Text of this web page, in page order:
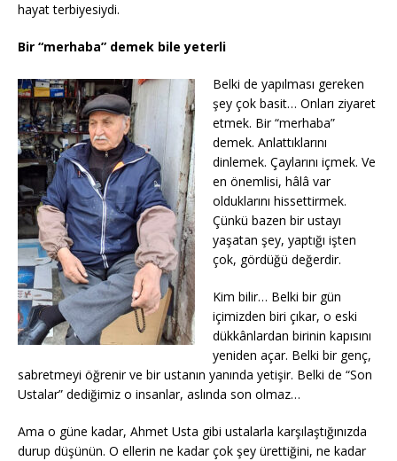
hayat terbiyesiydi.
Bir “merhaba” demek bile yeterli
Belki de yapılması gereken
şey çok basit… Onları ziyaret
etmek. Bir “merhaba”
demek. Anlattıklarını
dinlemek. Çaylarını içmek. Ve
en önemlisi, hâlâ var
olduklarını hissettirmek.
Çünkü bazen bir ustayı
yaşatan şey, yaptığı işten
çok, gördüğü değerdir.
Kim bilir… Belki bir gün
içimizden biri çıkar, o eski
dükkânlardan birinin kapısını
yeniden açar. Belki bir genç,
sabretmeyi öğrenir ve bir ustanın yanında yetişir. Belki de “Son
Ustalar” dediğimiz o insanlar, aslında son olmaz…
Ama o güne kadar, Ahmet Usta gibi ustalarla karşılaştığınızda
durup düşünün. O ellerin ne kadar çok şey ürettiğini, ne kadar